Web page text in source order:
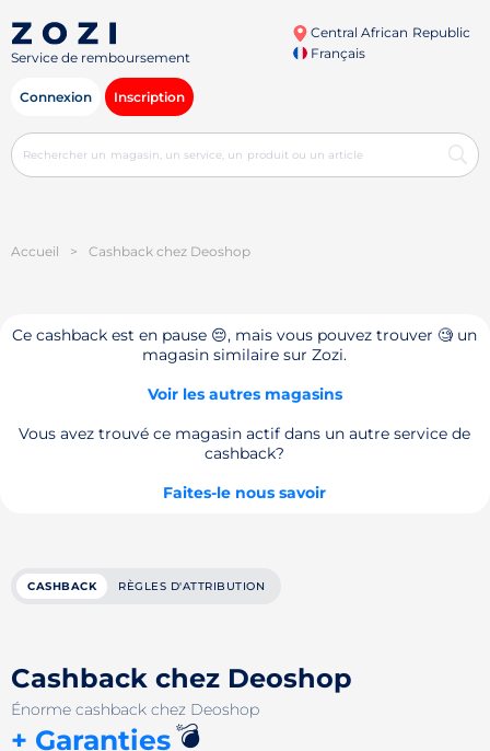
Service de remboursement
Central African Republic
Français
Connexion Inscription
Accueil > Cashback chez Deoshop
Ce cashback est en pause 😔, mais vous pouvez trouver 🧐 un
magasin similaire sur Zozi.
Voir les autres magasins
Vous avez trouvé ce magasin actif dans un autre service de
cashback?
Faites-le nous savoir
CASHBACK RÈGLES D'ATTRIBUTION
Cashback chez Deoshop
Énorme cashback chez Deoshop
+ Garanties💣